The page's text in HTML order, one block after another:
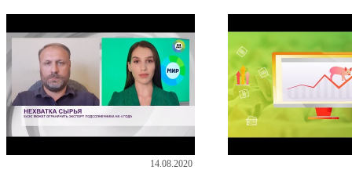
14.08.2020